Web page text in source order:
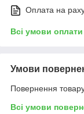
Оплата на
Всі умови оплати
Умови
Повернення
Всі умови